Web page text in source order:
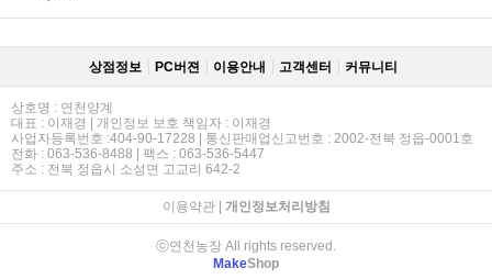
상점정보 PC버젼 이용안내 고객센터 커뮤니티
상호명 : 연천양계
대표 : 이재경 | 개인정보 보호 책임자 : 이재경
사업자등록번호 :404-90-17228 | 통신판매업신고번호 : 2002-전북 정읍-0001호
전화 : 063-536-8488 | 팩스 : 063-536-5447
주소 : 전북 정읍시 소성면 고교리 642-2
이용약관| 개인정보처리방침
ⓒ연천농장 All rights reserved.
MakeShop